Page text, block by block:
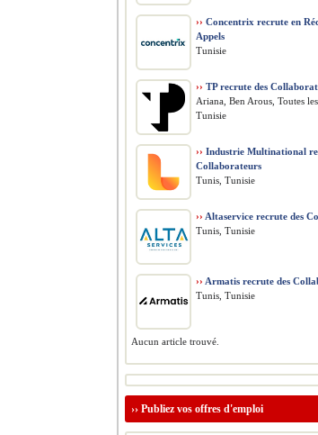
›› Concentrix recrute en
Appels
Tunisie
›› TP recrute des
Ariana, Ben Arous, Toutes
Tunisie
›› Industrie Multinational
Collaborateurs
Tunis, Tunisie
›› Altaservice recrute des
Tunis, Tunisie
›› Armatis recrute des
Tunis, Tunisie
Aucun article trouvé.
›› Publiez vos offres d'emploi